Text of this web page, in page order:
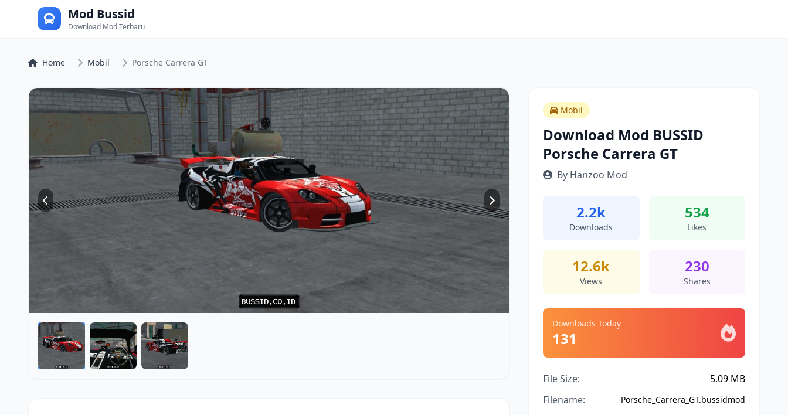
Mod Bussid
Download Mod Terbaru
Home Mobil Porsche Carrera GT
Mobil
Download Mod BUSSID
Porsche Carrera GT
By Hanzoo Mod
2.2k
Downloads
534
Likes
12.6k
Views
230
Shares
Downloads Today
131
File Size:
5.09 MB
Filename:
Porsche_Carrera_GT.bussidmod